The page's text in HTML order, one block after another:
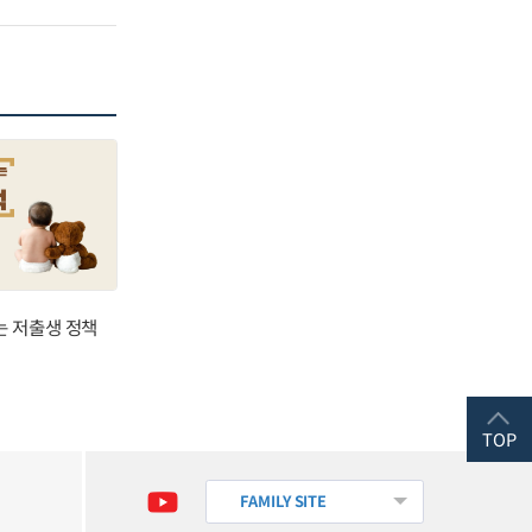
저출생 정책
FAMILY SITE
TOP